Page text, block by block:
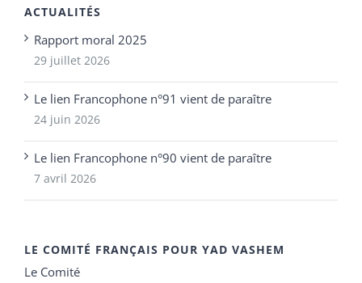
ACTUALITÉS
Rapport moral 2025
29 juillet 2026
Le lien Francophone n°91 vient de paraître
24 juin 2026
Le lien Francophone n°90 vient de paraître
7 avril 2026
LE COMITÉ FRANÇAIS POUR YAD VASHEM
Le Comité